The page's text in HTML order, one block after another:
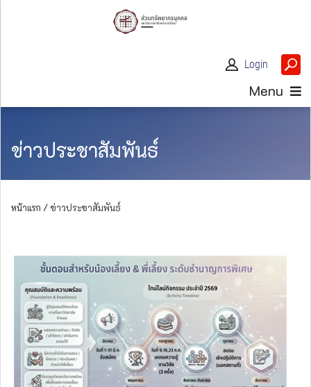
Login
Menu
ข่าวประชาสัมพันธ์
หน้าแรก / ข่าวประชาสัมพันธ์